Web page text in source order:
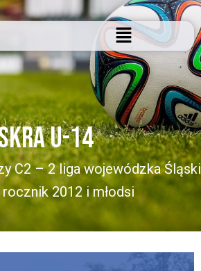
U-14
C2 – 2 liga wojewódzka Śląski
2012 i młodsi